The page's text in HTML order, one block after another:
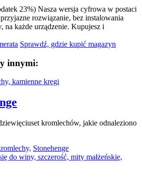
23%) Nasza wersja cyfrowa w postaci
rozwiązanie, bez instalowania
na każde urządzenie. Kupujesz i
Sprawdź, gdzie kupić magazyn
innymi:
kromlechów, jakie odnaleziono
Stonehenge